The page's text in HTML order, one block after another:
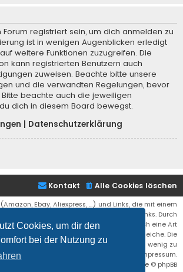
Cookies, um dir den
bei der Nutzung zu
Forum registriert sein, um dich anmelden zu
ist in wenigen Augenblicken erledigt
weitere Funktionen zuzugreifen. Die
kann registrierten Benutzern auch
zuweisen. Beachte bitte unsere
und die verwandten Regelungen, bevor
beachte auch die jeweiligen
dich in diesem Board bewegst.
Datenschutzerklärung
Alle Cookies löschen
Kontakt
Ebay, Aliexpress, ...) und Links, die mit einem
kann es sich um sogenannte Affiliate Links. Durch
Produktes über einen Affiliate Link erhälte ich eine Art
Für euch bleibt der Preis der gleiche. Die
die Hostgebühren für diese Webseite ein wenig zu
reduzieren. Siehe auch das Impressum.
® Forum Software © phpBB